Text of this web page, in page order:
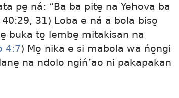
pe̱ ná: “Ba ba pite̱ na Yehova ba
40:29, 31) Loba e ná a bola biso̱
buka to̱ lembe̱ mitakisan na
4:7) Mo̱ nika e si mabola wa ńo̱ngi
na ndolo ngiń’ao ni pakapakan